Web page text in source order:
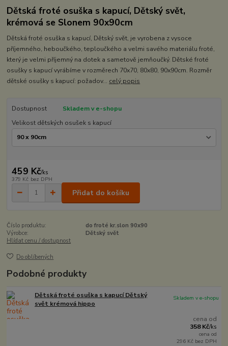
Dětská froté osuška s kapucí, Dětský svět,
krémová se Slonem 90x90cm
Dětská froté osuška s kapucí, Dětský svět, je vyrobena z vysoce
příjemného, heboučkého, teploučkého a velmi savého materiálu froté,
který je velmi příjemný na dotek a sametově jemňoučký. Dětské froté
osušky s kapucí vyrábíme v rozměrech 70x70, 80x80, 90x90cm. Rozměr
dětské osušky s kapucí: požadov... celý popis
Dostupnost
Skladem v e-shopu
Velikost dětských osušek s kapucí
459 Kč/ks
379 Kč bez DPH
Přidat do košíku
Číslo produktu:
do froté kr.slon 90x90
Výrobce:
Dětský svět
Hlídat cenu / dostupnost
Do oblíbených
Podobné produkty
Dětská froté osuška s kapucí Dětský
svět krémová hippo
cena od
358 Kč/ks
cena od
296 Kč bez DPH
Skladem v e-shopu